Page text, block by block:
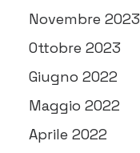
Novembre 2023
Ottobre 2023
Giugno 2022
Maggio 2022
Aprile 2022